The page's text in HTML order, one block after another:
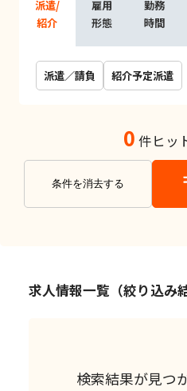
派遣/
紹介
雇用
形態
勤務
時間
派遣／請負 紹介予定派遣
0 件ヒッ
条件を消去する
求人情報一覧（絞り込み
検索結果が見つ